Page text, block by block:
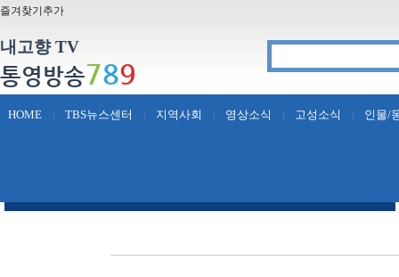
즐겨찾기추가
내고향 TV
통영방송789
HOME TBS뉴스센터 지역사회 영상소식 고성소식 인물/